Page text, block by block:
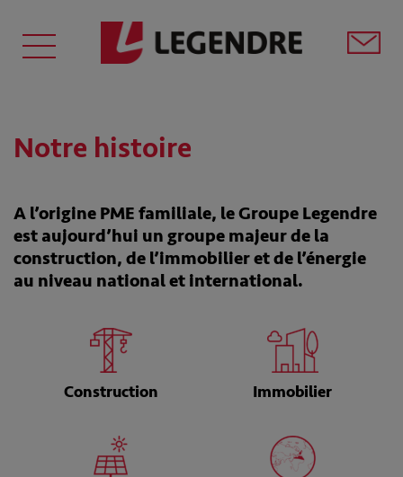
Notre histoire
A l’origine PME familiale, le Groupe Legendre
est aujourd’hui un groupe majeur de la
construction, de l’immobilier et de l’énergie
au niveau national et international.
Construction Immobilier